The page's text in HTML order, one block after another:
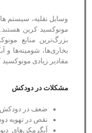
وسایل نقلیه، سیستم
مونوکسید کربن
بزرگ‌ترین منابع
بخاری‌ها، شومینه‌ها و
مقادیر زیادی مونوکسید
مشکلات در دودکش
ضعف در دودکش
نقص در تهویه
آبگرمکن‌های